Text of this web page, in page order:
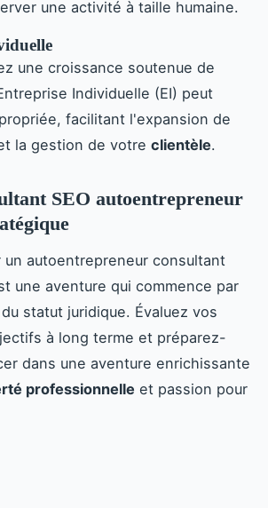
une activité à taille humaine.
une croissance soutenue de
Individuelle (EI) peut
facilitant l'expansion de
la gestion de votre clientèle.
SEO autoentrepreneur
un autoentrepreneur consultant
une aventure qui commence par
statut juridique. Évaluez vos
à long terme et préparez-
dans une aventure enrichissante
professionnelle et passion pour